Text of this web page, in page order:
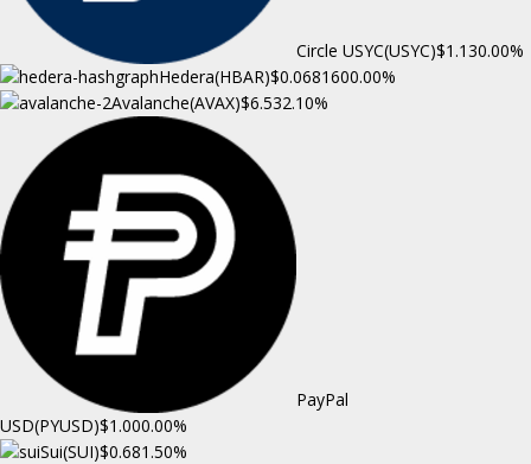
Circle USYC(USYC)$1.130.00%
Hedera(HBAR)$0.0681600.00%
Avalanche(AVAX)$6.532.10%
PayPal
USD(PYUSD)$1.000.00%
Sui(SUI)$0.681.50%